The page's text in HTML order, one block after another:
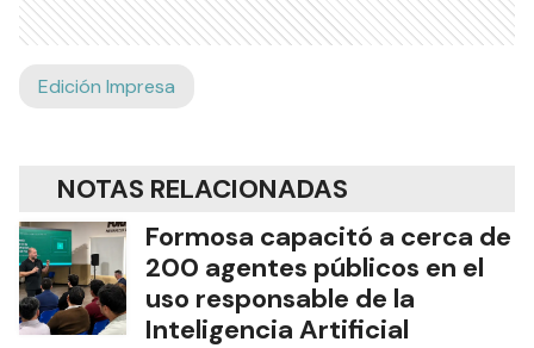
Edición Impresa
NOTAS RELACIONADAS
Formosa capacitó a cerca de
200 agentes públicos en el
uso responsable de la
Inteligencia Artificial